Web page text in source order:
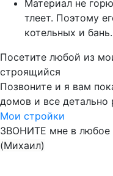
Материал не
тлеет. Поэтому
котельных и бань.
Посетите любой из
строящийся
Позвоните и я вам
домов и все детально
Мои стройки
ЗВОНИТЕ мне в любое
(Михаил)